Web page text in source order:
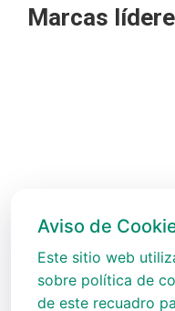
Marcas
Aviso de
Este sitio web
sobre política de
de este recuadro